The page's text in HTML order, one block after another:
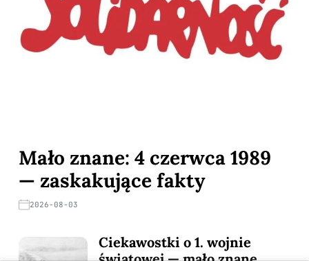
Mało znane: 4 czerwca 1989
— zaskakujące fakty
2026-08-03
Ciekawostki o 1. wojnie